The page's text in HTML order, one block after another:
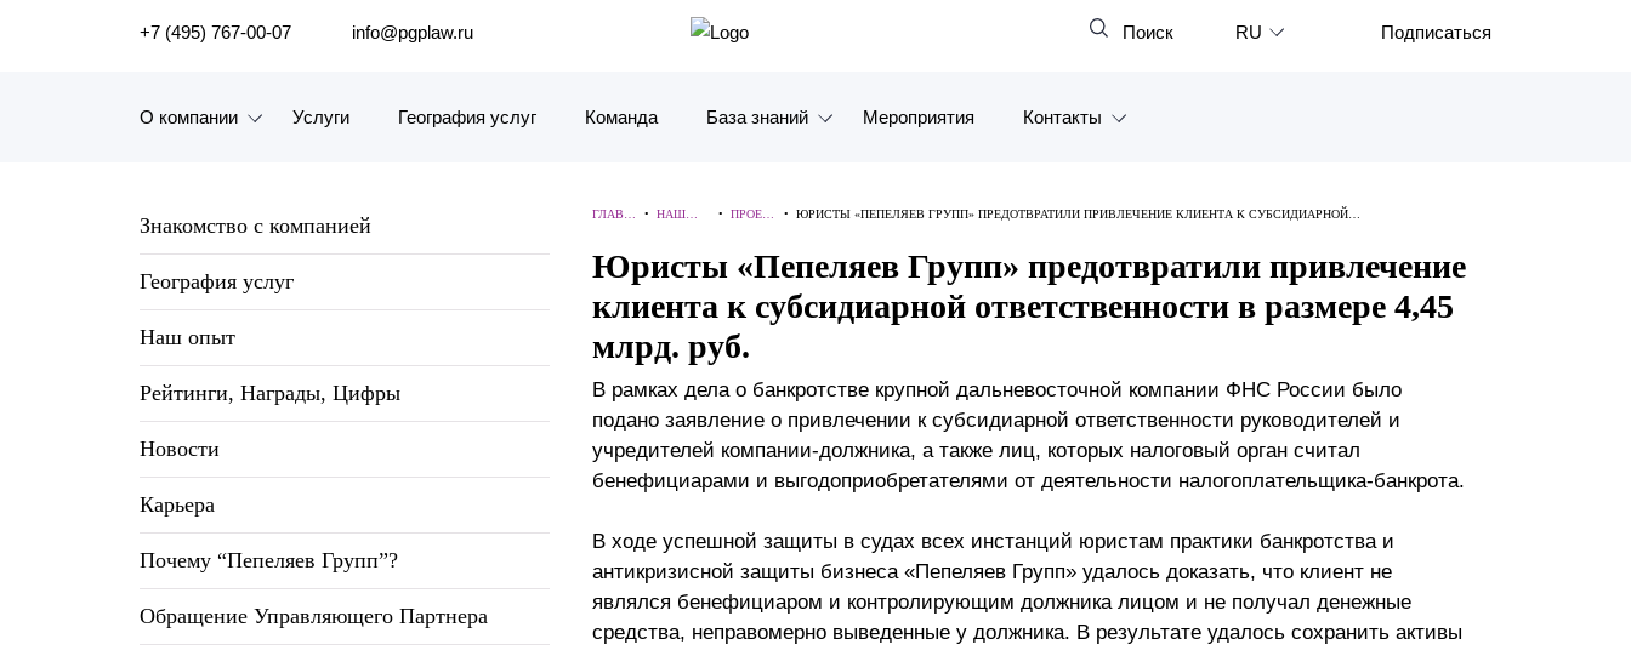
ПОИСК ПО САЙТУ Закрыть
+7 (495) 767-00-07 info@pgplaw.ru Поиск RU
Deutsch
Italiano
Español
日本語
Português
Подписаться
О компании
Наш опыт
Карьера
История компании
Почему «Пепеляев Групп»?
Обращение Управляющего
Услуги География услуг Команда База знаний
Статьи и комментарии
Видео
Журналы
Презентации экспертов
Брошюры
Мероприятия Контакты
Красноярск
Татарстан
ОАЭ
Китай
Знакомство с компанией
География услуг
Наш опыт
Рейтинги, Награды, Цифры
Новости
Карьера
Почему “Пепеляев Групп”?
Обращение Управляющего Партнера
ГЛАВН •НАШ •ПРОЕК •ЮРИСТЫ «ПЕПЕЛЯЕВ ГРУПП» ПРЕДОТВРАТИЛИ ПРИВЛЕЧЕНИЕ КЛИЕНТА К СУБСИДИАРНОЙ
Юристы «Пепеляев Групп» предотвратили привлечение
клиента к субсидиарной ответственности в размере 4,45
млрд. руб.
В рамках дела о банкротстве крупной дальневосточной компании ФНС России было
подано заявление о привлечении к субсидиарной ответственности руководителей и
учредителей компании-должника, а также лиц, которых налоговый орган считал
бенефициарами и выгодоприобретателями от деятельности налогоплательщика-банкрота.
В ходе успешной защиты в судах всех инстанций юристам практики банкротства и
антикризисной защиты бизнеса «Пепеляев Групп» удалось доказать, что клиент не
являлся бенефициаром и контролирующим должника лицом и не получал денежные
средства, неправомерно выведенные у должника. В результате удалось сохранить активы